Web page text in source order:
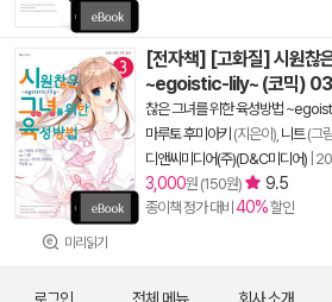
미리읽기
[전자책] [고화질] 시원찮
~egoistic-lily~ (코믹)
찮은 그녀를 위한 육성방법
마루토 후미아키 (지은이), 니트(그
디앤씨미디어(주)(D&C미디어)
3,000원 (150원) 9.5
종이책 정가 대비 40%할인